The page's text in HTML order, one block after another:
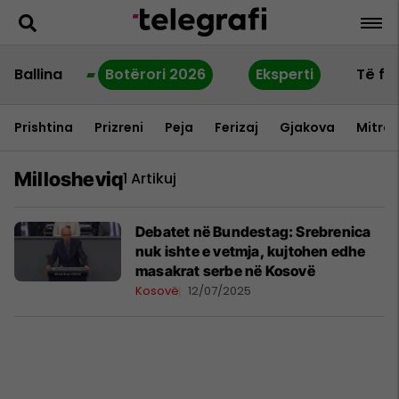
Ballina Botërori 2026 Eksperti Të
Prishtina Prizreni Peja Ferizaj Gjakova
Millosheviq1 Artikuj
Debatet në Bundestag: Srebrenica
nuk ishte e vetmja, kujtohen edhe
masakrat serbe në Kosovë
Kosovë 12/07/2025